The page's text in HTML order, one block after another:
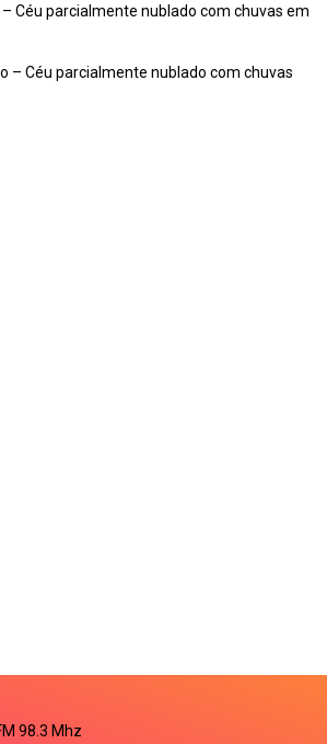
Céu parcialmente nublado com chuvas em
– Céu parcialmente nublado com chuvas